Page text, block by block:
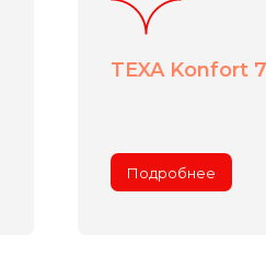
TEXA Konfort
Подробнее